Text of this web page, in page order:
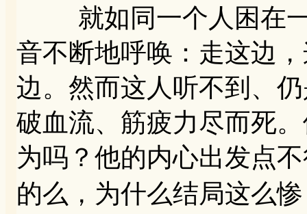
就如同一个人困在一
音不断地呼唤：走这边
边。然而这人听不到、
破血流、筋疲力尽而死
为吗？他的内心出发点
的么，为什么结局这么